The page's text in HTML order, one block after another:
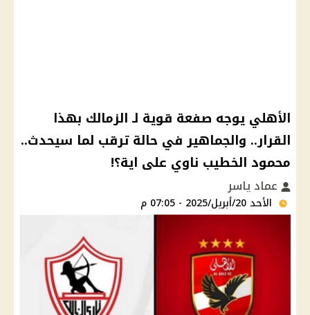
الأهلي يوجه صفعة قوية لـ الزمالك بهذا
القرار.. والجماهير في حالة ترقب لما سيحدث..
محمود الخطيب ناوي على اية؟!
عماد ياسر
الأحد 20/أبريل/2025 - 07:05 م